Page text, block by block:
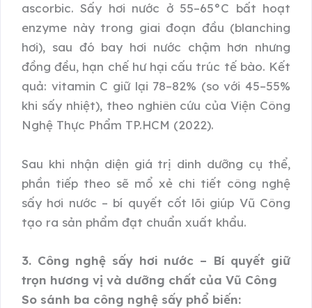
ascorbic. Sấy hơi nước ở 55–65°C bất hoạt
enzyme này trong giai đoạn đầu (blanching
hơi), sau đó bay hơi nước chậm hơn nhưng
đồng đều, hạn chế hư hại cấu trúc tế bào. Kết
quả: vitamin C giữ lại 78–82% (so với 45–55%
khi sấy nhiệt), theo nghiên cứu của Viện Công
Nghệ Thực Phẩm TP.HCM (2022).
Sau khi nhận diện giá trị dinh dưỡng cụ thể,
phần tiếp theo sẽ mổ xẻ chi tiết công nghệ
sấy hơi nước – bí quyết cốt lõi giúp Vũ Công
tạo ra sản phẩm đạt chuẩn xuất khẩu.
3. Công nghệ sấy hơi nước – Bí quyết giữ
trọn hương vị và dưỡng chất của Vũ Công
So sánh ba công nghệ sấy phổ biến: